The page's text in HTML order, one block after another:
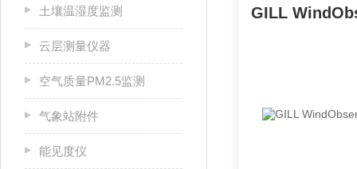
土壤温湿度监测
云层测量仪器
空气质量PM2.5监测
气象站附件
能见度仪